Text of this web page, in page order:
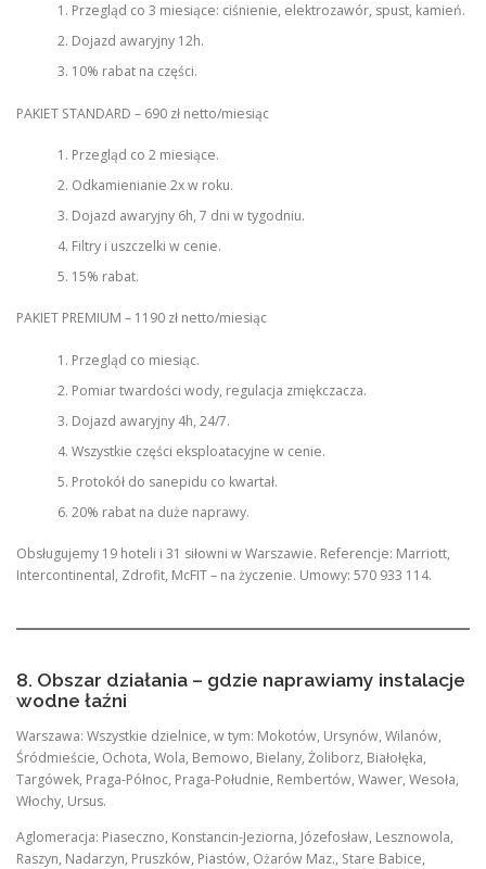
Przegląd co 3 miesiące: ciśnienie, elektrozawór, spust, kamień.
Dojazd awaryjny 12h.
10% rabat na części.
PAKIET STANDARD – 690 zł netto/miesiąc
Przegląd co 2 miesiące.
Odkamienianie 2x w roku.
Dojazd awaryjny 6h, 7 dni w tygodniu.
Filtry i uszczelki w cenie.
15% rabat.
PAKIET PREMIUM – 1190 zł netto/miesiąc
Przegląd co miesiąc.
Pomiar twardości wody, regulacja zmiękczacza.
Dojazd awaryjny 4h, 24/7.
Wszystkie części eksploatacyjne w cenie.
Protokół do sanepidu co kwartał.
20% rabat na duże naprawy.
Obsługujemy 19 hoteli i 31 siłowni w Warszawie. Referencje: Marriott,
Intercontinental, Zdrofit, McFIT – na życzenie. Umowy: 570 933 114.
8. Obszar działania – gdzie naprawiamy instalacje
wodne łaźni
Warszawa: Wszystkie dzielnice, w tym: Mokotów, Ursynów, Wilanów,
Śródmieście, Ochota, Wola, Bemowo, Bielany, Żoliborz, Białołęka,
Targówek, Praga-Północ, Praga-Południe, Rembertów, Wawer, Wesoła,
Włochy, Ursus.
Aglomeracja: Piaseczno, Konstancin-Jeziorna, Józefosław, Lesznowola,
Raszyn, Nadarzyn, Pruszków, Piastów, Ożarów Maz., Stare Babice,